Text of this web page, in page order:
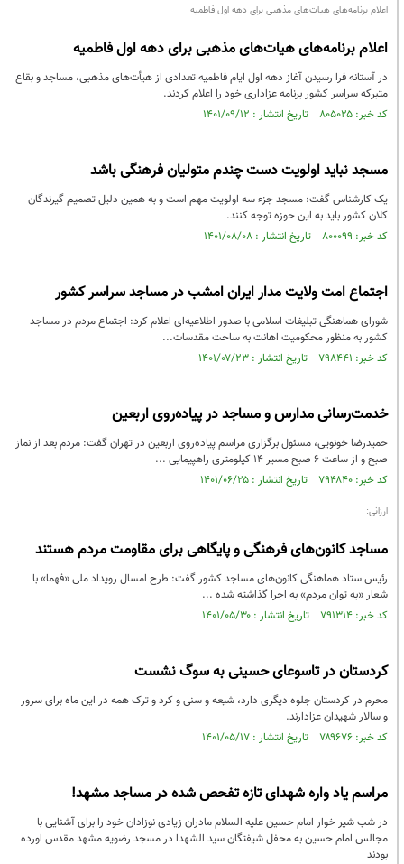
اعلام برنامه‌های هیات‌های مذهبی برای دهه اول فاطمیه
اعلام برنامه‌های هیات‌های مذهبی برای دهه اول فاطمیه
در آستانه فرا رسیدن آغاز دهه اول ایام فاطمیه تعدادی از هیأت‌های مذهبی، مساجد و بقاع
متبرکه سراسر کشور برنامه عزاداری خود را اعلام کردند.
کد خبر: ۸۰۵۰۲۵ تاریخ انتشار : ۱۴۰۱/۰۹/۱۲
مسجد نباید اولویت‌ دست چندم متولیان فرهنگی باشد
یک کارشناس گفت: مسجد جزء سه اولویت مهم است و به همین دلیل تصمیم گیرندگان
کلان کشور باید به این حوزه توجه کنند.
کد خبر: ۸۰۰۰۹۹ تاریخ انتشار : ۱۴۰۱/۰۸/۰۸
اجتماع امت ولایت مدار ایران امشب در مساجد سراسر کشور
شورای هماهنگی تبلیغات اسلامی با صدور اطلاعیه‌ای اعلام کرد: اجتماع مردم در مساجد
کشور به منظور محکومیت اهانت به ساحت مقدسات...
کد خبر: ۷۹۸۴۴۱ تاریخ انتشار : ۱۴۰۱/۰۷/۲۳
خدمت‌رسانی مدارس و مساجد در پیاده‌روی اربعین
حمیدرضا خونویی، مسئول برگزاری مراسم پیاده‌روی اربعین در تهران گفت: مردم بعد از نماز
صبح و از ساعت ۶ صبح مسیر ۱۴ کیلومتری راهپیمایی ...
کد خبر: ۷۹۴۸۴۰ تاریخ انتشار : ۱۴۰۱/۰۶/۲۵
ارزانی:
مساجد کانون‌های فرهنگی و پایگاهی برای مقاومت مردم هستند
رئیس ستاد هماهنگی کانون‌های مساجد کشور گفت: طرح امسال رویداد ملی «فهما» با
شعار «به توان مردم» به اجرا گذاشته شده ...
کد خبر: ۷۹۱۳۱۴ تاریخ انتشار : ۱۴۰۱/۰۵/۳۰
کردستان در تاسوعای حسینی به سوگ نشست
محرم در کردستان جلوه دیگری دارد، شیعه و سنی و کرد و ترک همه در این ماه برای سرور
و سالار شهیدان عزادارند.
کد خبر: ۷۸۹۶۷۶ تاریخ انتشار : ۱۴۰۱/۰۵/۱۷
مراسم یاد واره شهدای تازه تفحص شده در مساجد مشهد!
در شب شیر خوار امام حسین علیه السلام مادران زیادی نوزادان خود را برای آشنایی با
مجالس امام حسین به محفل شیفتگان سید الشهدا در مسجد رضویه مشهد مقدس اورده
بودند